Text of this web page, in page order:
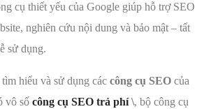
cụ thiết yếu của Google giúp hỗ trợ SEO
nghiên cứu nội dung và bảo mật – tất
sử dụng.
hiểu và sử dụng các công cụ SEO của
vô số công cụ SEO trả phí\, bộ công cụ